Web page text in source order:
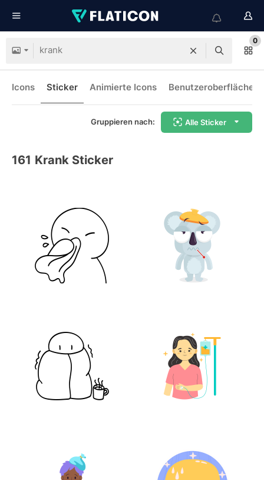
0
Icons Sticker Animierte Icons
Gruppieren nach: Alle Sticker
161 Krank Sticker